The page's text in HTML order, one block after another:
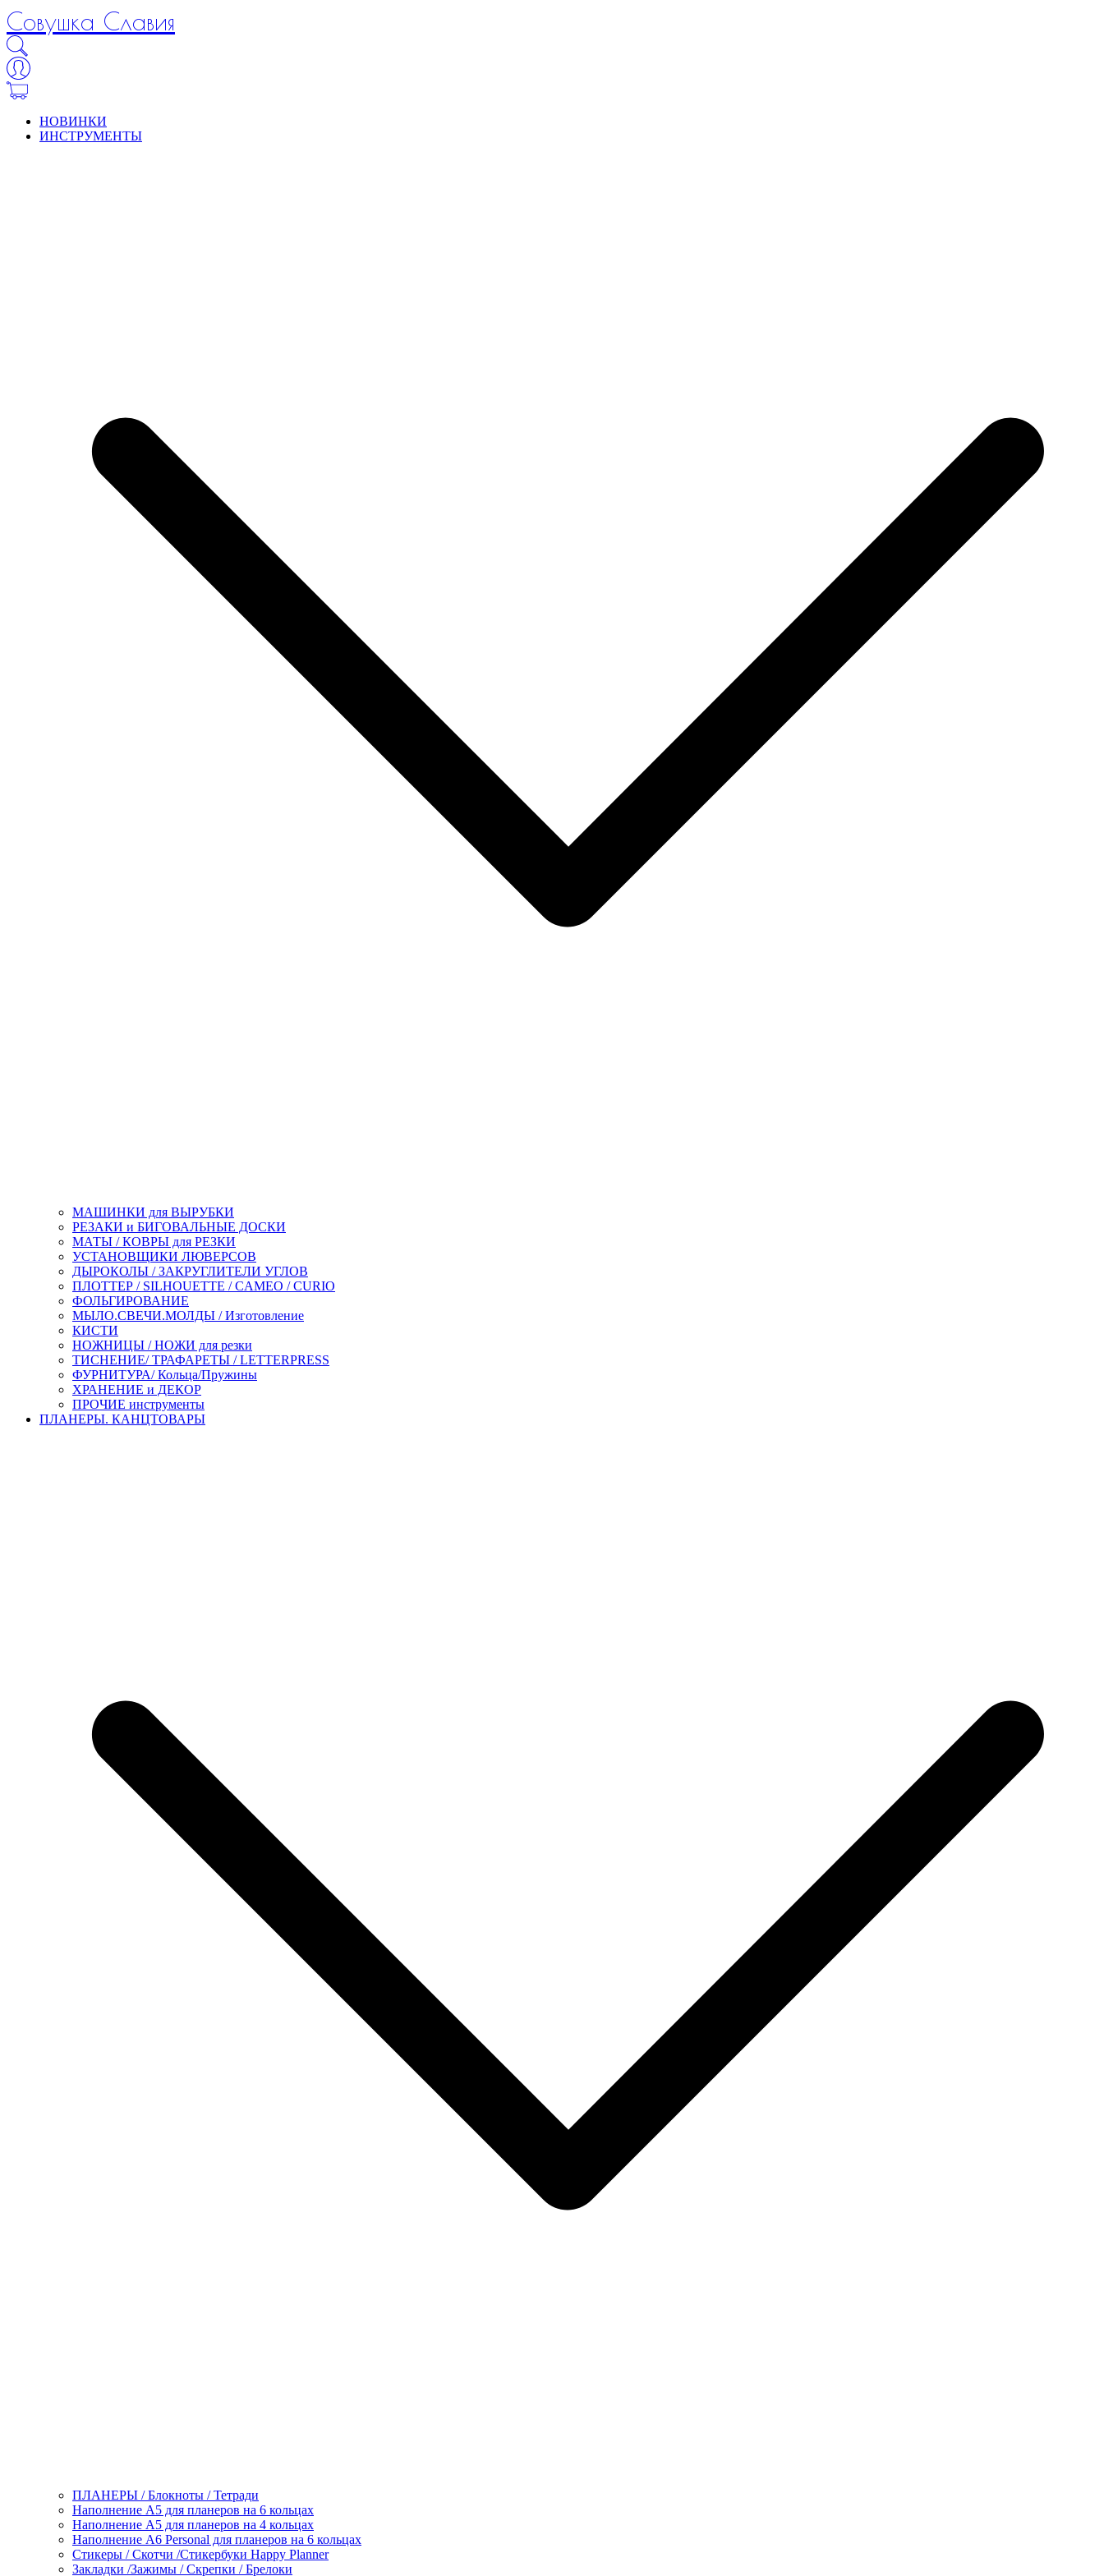
Совушка Славия
НОВИНКИ
ИНСТРУМЕНТЫ
МАШИНКИ для ВЫРУБКИ
РЕЗАКИ и БИГОВАЛЬНЫЕ ДОСКИ
МАТЫ / КОВРЫ для РЕЗКИ
УСТАНОВЩИКИ ЛЮВЕРСОВ
ДЫРОКОЛЫ / ЗАКРУГЛИТЕЛИ УГЛОВ
ПЛОТТЕР / SILHOUETTE / CAMEO / CURIO
ФОЛЬГИРОВАНИЕ
МЫЛО.СВЕЧИ.МОЛДЫ / Изготовление
КИСТИ
НОЖНИЦЫ / НОЖИ для резки
ТИСНЕНИЕ/ ТРАФАРЕТЫ / LETTERPRESS
ФУРНИТУРА/ Кольца/Пружины
ХРАНЕНИЕ и ДЕКОР
ПРОЧИЕ инструменты
ПЛАНЕРЫ. КАНЦТОВАРЫ
ПЛАНЕРЫ / Блокноты / Тетради
Наполнение А5 для планеров на 6 кольцах
Наполнение А5 для планеров на 4 кольцах
Наполнение А6 Personal для планеров на 6 кольцах
Стикеры / Скотчи /Стикербуки Happy Planner
Закладки /Зажимы / Скрепки / Брелоки